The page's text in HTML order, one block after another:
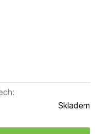
Skladem